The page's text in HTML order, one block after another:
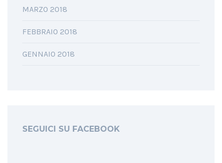
MARZO 2018
FEBBRAIO 2018
GENNAIO 2018
SEGUICI SU FACEBOOK